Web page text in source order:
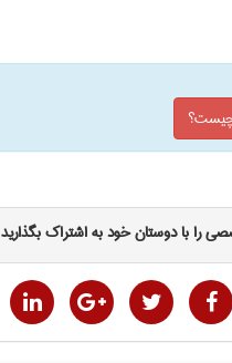
چیست؟
را با دوستان خود به اشتراک بگذارید